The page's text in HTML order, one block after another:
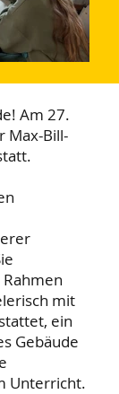
Am 27.
Max-Bill-
mit
ein
Gebäude
Unterricht.